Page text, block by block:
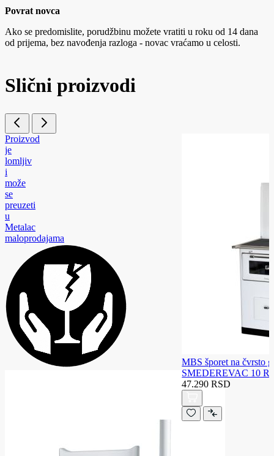
Povrat novca
Ako se predomislite, porudžbinu možete vratiti u roku od 14 dana
od prijema, bez navođenja razloga - novac vraćamo u celosti.
Slični proizvodi
Proizvod
je
lomljiv
i
može
se
preuzeti
u
Metalac
maloprodajama
MBS šporet na čvrsto
SMEDEREVAC 10
47.290 RSD